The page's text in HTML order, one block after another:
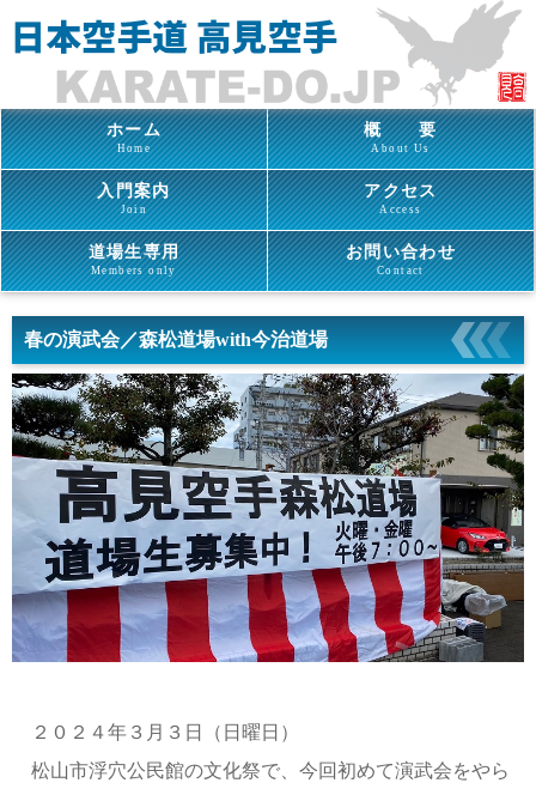
ホーム
Home
概 要
About Us
入門案内
Join
アクセス
Access
道場生専用
Members only
お問い合わせ
Contact
春の演武会／森松道場with今治道場
２０２４年３月３日（日曜日）
松山市浮穴公民館の文化祭で、今回初めて演武会をやら